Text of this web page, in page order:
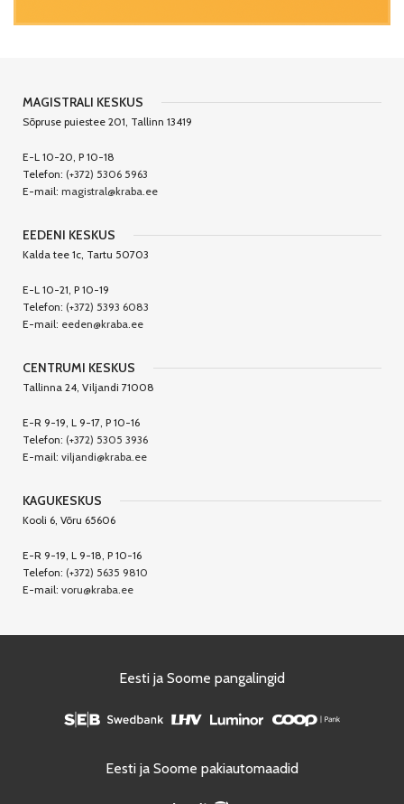
MAGISTRALI KESKUS
Sõpruse puiestee 201, Tallinn 13419
E-L 10-20, P 10-18
Telefon: (+372) 5306 5963
E-mail: magistral@kraba.ee
EEDENI KESKUS
Kalda tee 1c, Tartu 50703
E-L 10-21, P 10-19
Telefon: (+372) 5393 6083
E-mail: eeden@kraba.ee
CENTRUMI KESKUS
Tallinna 24, Viljandi 71008
E-R 9-19, L 9-17, P 10-16
Telefon: (+372) 5305 3936
E-mail: viljandi@kraba.ee
KAGUKESKUS
Kooli 6, Võru 65606
E-R 9-19, L 9-18, P 10-16
Telefon: (+372) 5635 9810
E-mail: voru@kraba.ee
Eesti ja Soome pangalingid
Eesti ja Soome pakiautomaadid